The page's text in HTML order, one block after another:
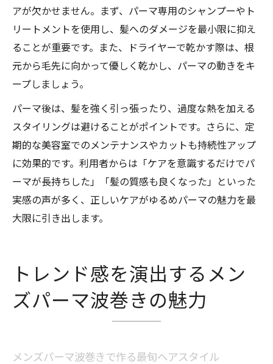
アが欠かせません。まず、パーマ専用のシャンプーやト
リートメントを使用し、髪へのダメージを最小限に抑え
ることが重要です。また、ドライヤーで乾かす際は、根
元から毛先に向かって優しく乾かし、パーマの動きをキ
ープしましょう。
パーマ後は、髪を強く引っ張ったり、過度な熱を加える
スタイリングは避けることがポイントです。さらに、定
期的な美容室でのメンテナンスやカットも持続性アップ
に効果的です。利用者からは「ケアを意識するだけでパ
ーマが長持ちした」「髪の質感も良くなった」といった
実感の声が多く、正しいケアがゆるめパーマの魅力を最
大限に引き出します。
トレンド感を演出するメン
ズパーマ波巻きの魅力
メンズパーマ波巻きで作る最旬ヘアスタイル